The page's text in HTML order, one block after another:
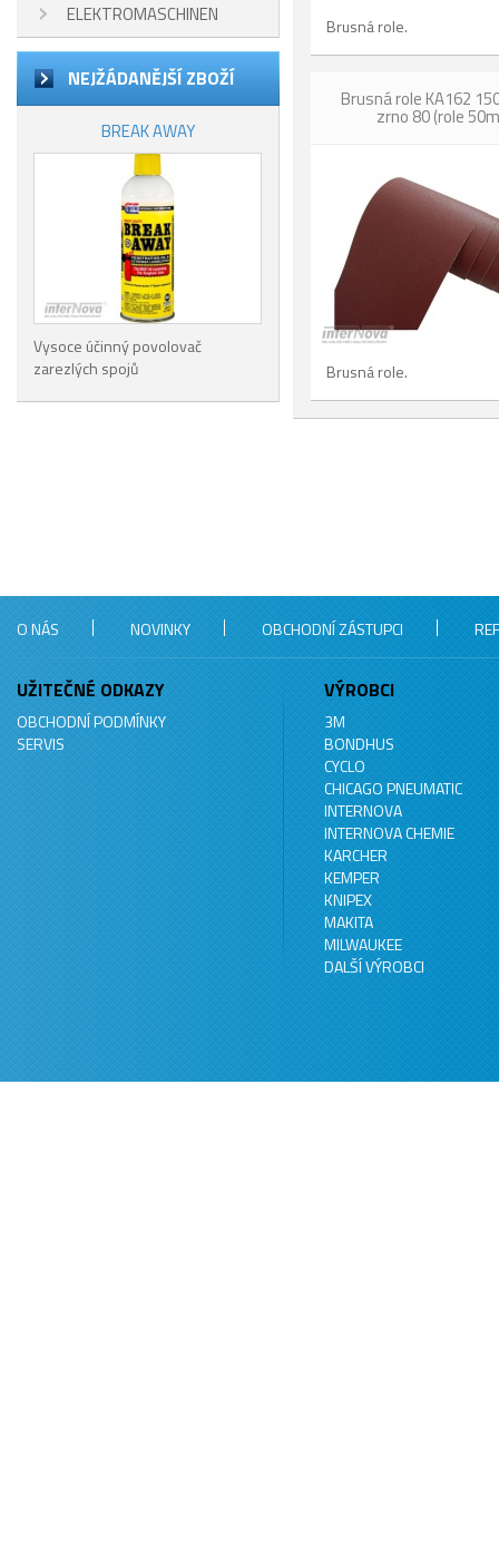
ELEKTROMASCHINEN
NEJŽÁDANĚJŠÍ ZBOŽÍ
BREAK AWAY
Vysoce účinný povolovač
zarezlých spojů
Brusná role.
Brusná role KA162
zrno 80 (role
Brusná role.
O NÁS NOVINKY OBCHODNÍ ZÁSTUPCI
UŽITEČNÉ ODKAZY
OBCHODNÍ PODMÍNKY
SERVIS
VÝROBCI
3M
BONDHUS
CYCLO
CHICAGO PNEUMATIC
INTERNOVA
INTERNOVA CHEMIE
KARCHER
KEMPER
KNIPEX
MAKITA
MILWAUKEE
DALŠÍ VÝROBCI